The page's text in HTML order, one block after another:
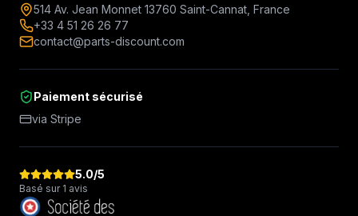
514 Av. Jean Monnet 13760 Saint-Cannat, France
+33 4 51 26 26 77
contact@parts-discount.com
Paiement sécurisé
via Stripe
5.0/5
Basé sur 1 avis